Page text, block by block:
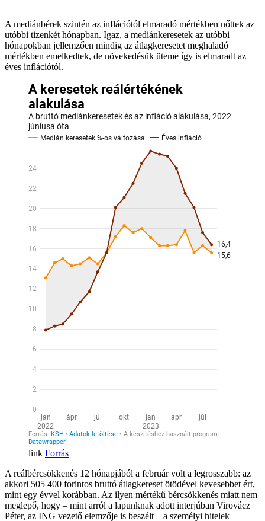
A mediánbérek szintén az inflációtól elmaradó mértékben nőttek az
utóbbi tizenkét hónapban. Igaz, a mediánkeresetek az utóbbi
hónapokban jellemzően mindig az átlagkeresetet meghaladó
mértékben emelkedtek, de növekedésük üteme így is elmaradt az
éves inflációtól.
Forrás
A reálbércsökkenés 12 hónapjából a február volt a legrosszabb: az
akkori 505 400 forintos bruttó átlagkereset ötödével kevesebbet ért,
mint egy évvel korábban. Az ilyen mértékű bércsökkenés miatt nem
meglepő, hogy – mint arról a lapunknak adott interjúban Virovácz
Péter, az ING vezető elemzője is beszélt – a személyi hitelek